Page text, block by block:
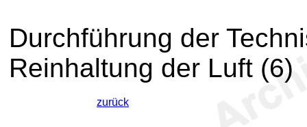
Durchführung der
Reinhaltung der Luft (6)
zurück